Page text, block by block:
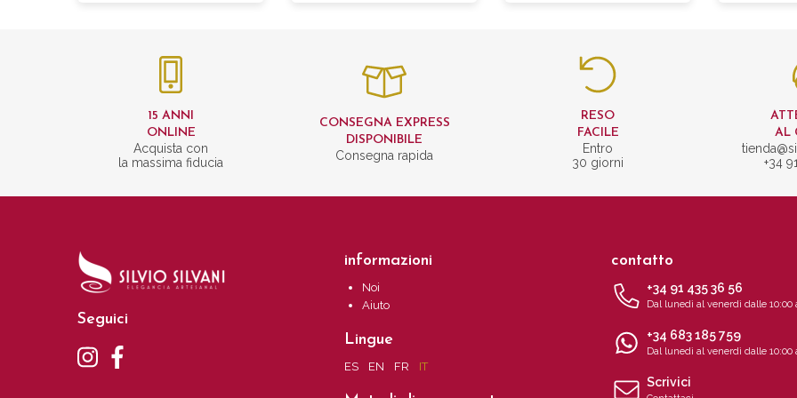
15 ANNI
ONLINE
Acquista con
la massima fiducia
CONSEGNA EXPRESS
DISPONIBILE
Consegna rapida
RESO
FACILE
Entro
30 giorni
AL
+34
Seguici
informazioni
Noi
Aiuto
Lingue
ES EN FR IT
contatto
+34 91 435 36 56
Dal lunedì al venerdì dalle 10:00
+34 683 185 759
Dal lunedì al venerdì dalle 10:00
Scrivici